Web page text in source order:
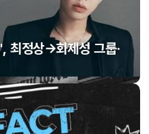
최정상→화제성 그룹·